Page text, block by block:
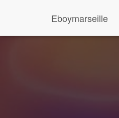
Eboymarseille